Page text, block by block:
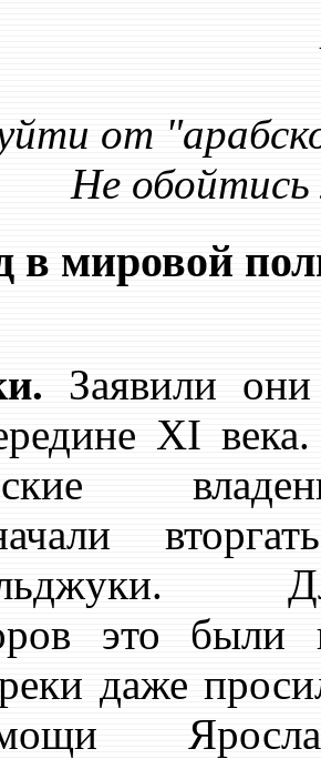
от
Не обойтись
в мировой
Заявили
XI
это были
даже